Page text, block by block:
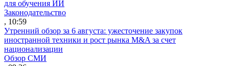
для обучения ИИ
Законодательство
, 10:59
Утренний обзор за 6 августа: ужесточение закупок
иностранной техники и рост рынка M&A за счет
национализации
Обзор СМИ